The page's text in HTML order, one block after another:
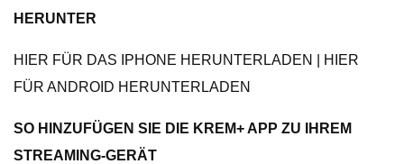
HERUNTER
HIER FÜR DAS IPHONE HERUNTERLADEN | HIER
FÜR ANDROID HERUNTERLADEN
SO HINZUFÜGEN SIE DIE KREM+ APP ZU IHREM
STREAMING-GERÄT